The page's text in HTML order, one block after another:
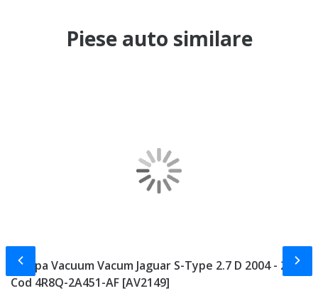
Piese auto similare
Pompa Vacuum Vacum Jaguar S-Type 2.7 D 2004 - 2007
Cod 4R8Q-2A451-AF [AV2149]
Slide-ul anterior